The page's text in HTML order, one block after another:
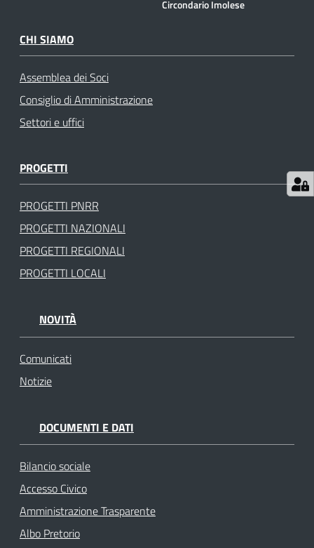
Circondario Imolese
CHI SIAMO
Assemblea dei Soci
Consiglio di Amministrazione
Settori e uffici
PROGETTI
PROGETTI PNRR
PROGETTI NAZIONALI
PROGETTI REGIONALI
PROGETTI LOCALI
NOVITÀ
Comunicati
Notizie
DOCUMENTI E DATI
Bilancio sociale
Accesso Civico
Amministrazione Trasparente
Albo Pretorio